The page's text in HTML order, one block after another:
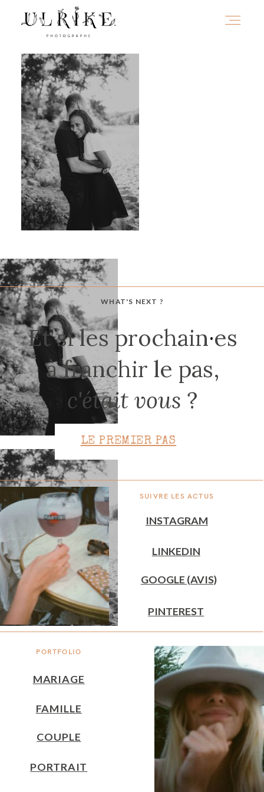
WHAT'S NEXT ?
PORTFOLIO
SUIVRE LES ACTUS
Et si les prochain·es
à franchir le pas,
c'était vous ?
MARIAGE
INSTAGRAM
GOOGLE (AVIS)
FAMILLE
PINTEREST
COUPLE
LINKEDIN
PORTRAIT
LE PREMIER PAS
HOME
A PROPOS
PORTFOLIO
INFOS
JOURNAL
CONTACT